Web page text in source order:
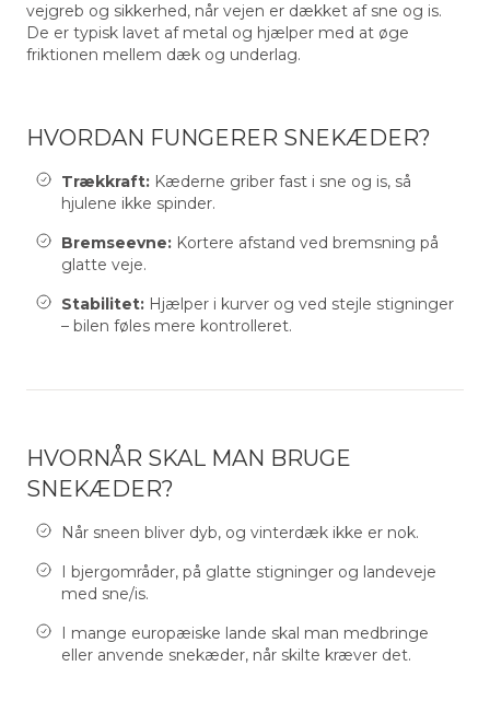
vejgreb og sikkerhed, når vejen er dækket af sne og is.
De er typisk lavet af metal og hjælper med at øge
friktionen mellem dæk og underlag.
HVORDAN FUNGERER SNEKÆDER?
Trækkraft: Kæderne griber fast i sne og is, så
hjulene ikke spinder.
Bremseevne: Kortere afstand ved bremsning på
glatte veje.
Stabilitet: Hjælper i kurver og ved stejle stigninger
– bilen føles mere kontrolleret.
HVORNÅR SKAL MAN BRUGE
SNEKÆDER?
Når sneen bliver dyb, og vinterdæk ikke er nok.
I bjergområder, på glatte stigninger og landeveje
med sne/is.
I mange europæiske lande skal man medbringe
eller anvende snekæder, når skilte kræver det.